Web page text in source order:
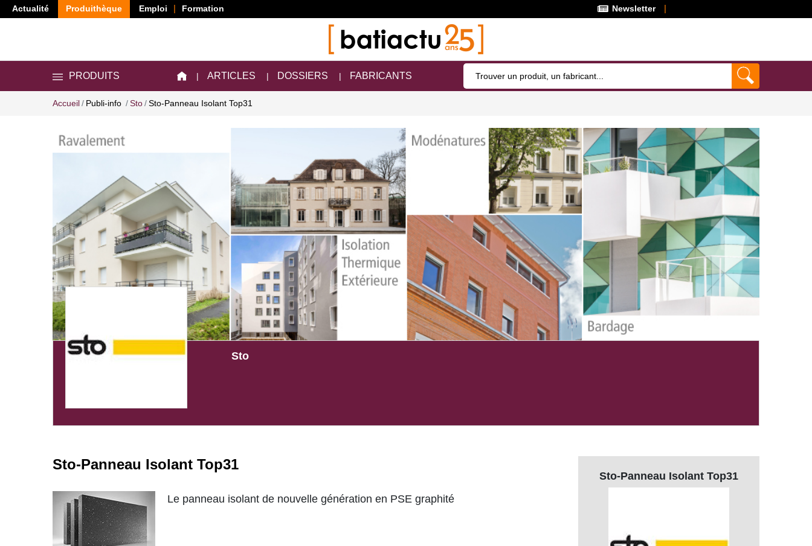
Actualité Produithèque Emploi Formation Newsletter
PRODUITS ARTICLES DOSSIERS FABRICANTS
Accueil Publi-info Sto Sto-Panneau Isolant Top31
Sto
Sto-Panneau Isolant Top31
Le panneau isolant de nouvelle génération en PSE graphité
Sto-Panneau Isolant Top31